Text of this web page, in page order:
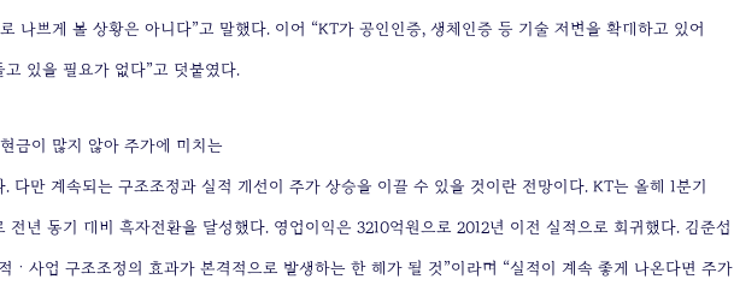
나쁘게 볼 상황은 아니다”고 말했다. 이어 “KT가 공인인증, 생체인증 등 기술 저변을 확대하고 있어
있을 필요가 없다”고 덧붙였다.
금이 많지 않아 주가에 미치는
다만 계속되는 구조조정과 실적 개선이 주가 상승을 이끌 수 있을 것이란 전망이다. KT는 올해 1분기
년 동기 대비 흑자전환을 달성했다. 영업이익은 3210억원으로 2012년 이전 실적으로 회귀했다. 김준섭
ㆍ사업 구조조정의 효과가 본격적으로 발생하는 한 해가 될 것”이라며 “실적이 계속 좋게 나온다면 주가